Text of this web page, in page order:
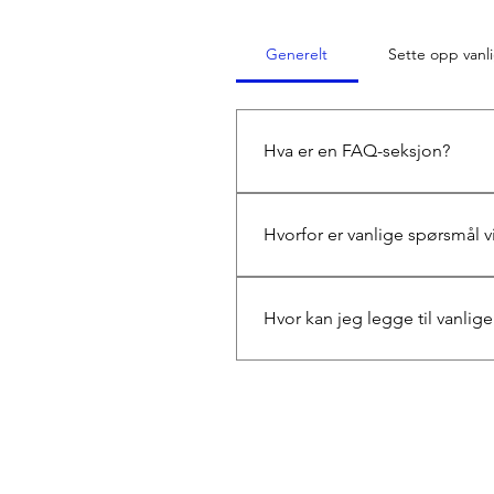
Generelt Sette opp
Hva er en FAQ-seksjon?
åpningstidene deres?», eller
Hvorfor er vanlige spørsmål
skape en bedre
Hvor kan jeg legge til